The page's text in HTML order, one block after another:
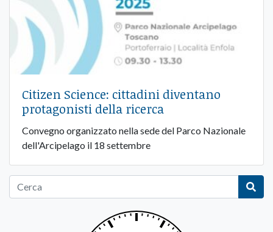
Citizen Science: cittadini diventano
protagonisti della ricerca
Convegno organizzato nella sede del Parco Nazionale
dell'Arcipelago il 18 settembre